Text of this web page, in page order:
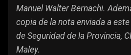
Manuel Walter Bernachi.
copia de la nota enviada a
de Seguridad de la Provincia,
Maley.